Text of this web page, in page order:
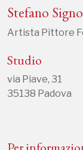
Stefano
Artista Pittore
Studio
via Piave, 31
35138 Padova